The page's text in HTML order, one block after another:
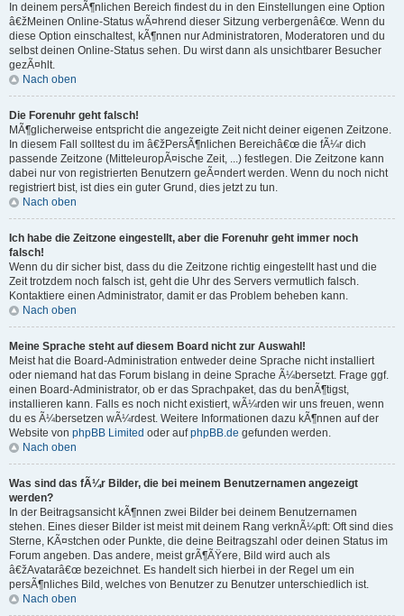
In deinem persÃ¶nlichen Bereich findest du in den Einstellungen eine Option
â€žMeinen Online-Status wÃ¤hrend dieser Sitzung verbergenâ€œ. Wenn du
diese Option einschaltest, kÃ¶nnen nur Administratoren, Moderatoren und du
selbst deinen Online-Status sehen. Du wirst dann als unsichtbarer Besucher
gezÃ¤hlt.
Nach oben
Die Forenuhr geht falsch!
MÃ¶glicherweise entspricht die angezeigte Zeit nicht deiner eigenen Zeitzone.
In diesem Fall solltest du im â€žPersÃ¶nlichen Bereichâ€œ die fÃ¼r dich
passende Zeitzone (MitteleuropÃ¤ische Zeit, ...) festlegen. Die Zeitzone kann
dabei nur von registrierten Benutzern geÃ¤ndert werden. Wenn du noch nicht
registriert bist, ist dies ein guter Grund, dies jetzt zu tun.
Nach oben
Ich habe die Zeitzone eingestellt, aber die Forenuhr geht immer noch
falsch!
Wenn du dir sicher bist, dass du die Zeitzone richtig eingestellt hast und die
Zeit trotzdem noch falsch ist, geht die Uhr des Servers vermutlich falsch.
Kontaktiere einen Administrator, damit er das Problem beheben kann.
Nach oben
Meine Sprache steht auf diesem Board nicht zur Auswahl!
Meist hat die Board-Administration entweder deine Sprache nicht installiert
oder niemand hat das Forum bislang in deine Sprache Ã¼bersetzt. Frage ggf.
einen Board-Administrator, ob er das Sprachpaket, das du benÃ¶tigst,
installieren kann. Falls es noch nicht existiert, wÃ¼rden wir uns freuen, wenn
du es Ã¼bersetzen wÃ¼rdest. Weitere Informationen dazu kÃ¶nnen auf der
Website von phpBB Limited oder aufphpBB.de gefunden werden.
Nach oben
Was sind das fÃ¼r Bilder, die bei meinem Benutzernamen angezeigt
werden?
In der Beitragsansicht kÃ¶nnen zwei Bilder bei deinem Benutzernamen
stehen. Eines dieser Bilder ist meist mit deinem Rang verknÃ¼pft: Oft sind dies
Sterne, KÃ¤stchen oder Punkte, die deine Beitragszahl oder deinen Status im
Forum angeben. Das andere, meist grÃ¶ÃŸere, Bild wird auch als
â€žAvatarâ€œ bezeichnet. Es handelt sich hierbei in der Regel um ein
persÃ¶nliches Bild, welches von Benutzer zu Benutzer unterschiedlich ist.
Nach oben